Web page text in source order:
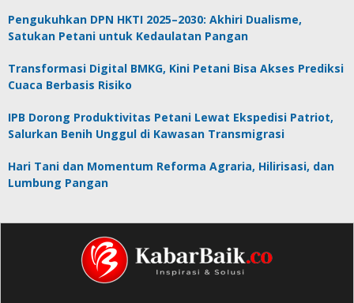
Pengukuhkan DPN HKTI 2025–2030: Akhiri Dualisme,
Satukan Petani untuk Kedaulatan Pangan
Transformasi Digital BMKG, Kini Petani Bisa Akses Prediksi
Cuaca Berbasis Risiko
IPB Dorong Produktivitas Petani Lewat Ekspedisi Patriot,
Salurkan Benih Unggul di Kawasan Transmigrasi
Hari Tani dan Momentum Reforma Agraria, Hilirisasi, dan
Lumbung Pangan